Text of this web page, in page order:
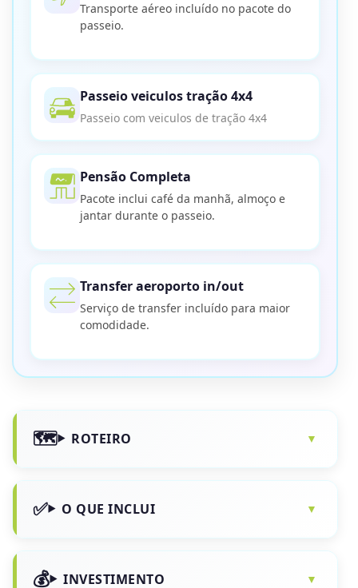
Transporte aéreo incluído no pacote do
passeio.
Passeio veiculos tração 4x4
Passeio com veiculos de tração 4x4
Pensão Completa
Pacote inclui café da manhã, almoço e
jantar durante o passeio.
Transfer aeroporto in/out
Serviço de transfer incluído para maior
comodidade.
ROTEIRO
O QUE INCLUI
INVESTIMENTO